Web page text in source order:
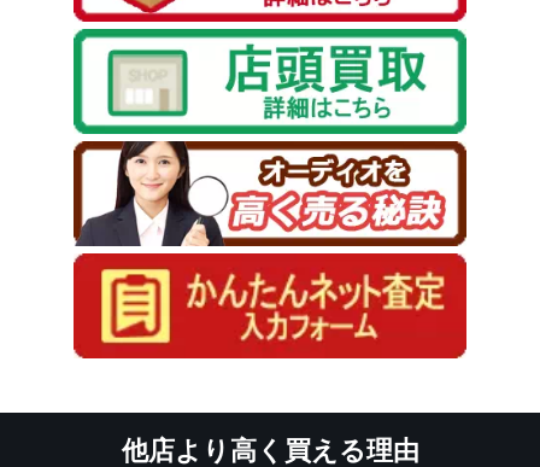
他店より高く買える理由